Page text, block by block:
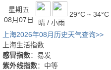
星期五
08月07日
晴 / 小雨
29°C ~ 34°C
上海2026年08月历史天气查询>>
上海生活指数
感冒指数：易发
紫外线指数：中等